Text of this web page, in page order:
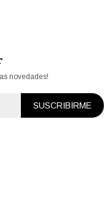
novedades!
SUSCRIBIRME